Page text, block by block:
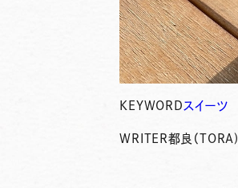
KEYWORD スイーツ
WRITER都良（TORA)